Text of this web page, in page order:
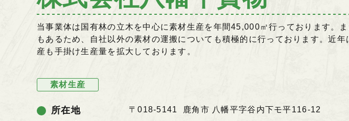
当事業体は国有林の立木を中心に素材生産を年間45,000㎥行っております。
もあるため、自社以外の素材の運搬についても積極的に行っております。近年
産も手掛け生産量を拡大しております。
素材生産
所在地 〒018-5141 鹿角市 八幡平字谷内下モ平116-12